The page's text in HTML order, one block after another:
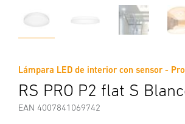
Lámpara LED de interior con sensor -
RS PRO P2 flat S
EAN 4007841069742